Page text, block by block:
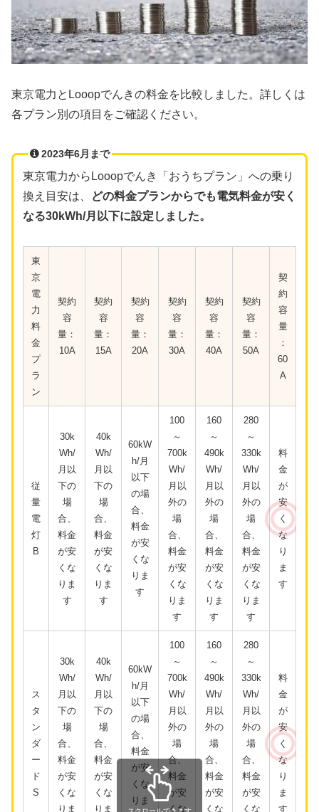
東京電力とLooopでんきの料金を比較しました。詳しくは
各プラン別の項目をご確認ください。
2023年6月まで
東京電力からLooopでんき「おうちプラン」への乗り
換え目安は、
どの料金プランからでも電気料金が安く
なる30kWh/月以下に設定しました。
東
京
電
力
料
金
プ
ラ
ン
契約
容
量：
10A
契約
容
量：
15A
契約
容
量：
20A
契約
容
量：
30A
契約
容
量：
40A
契約
容
量：
50A
契
約
容
量
：
60
A
従
量
電
灯
B
30k
Wh/
月以
下の
場
合、
料金
が安
くな
りま
す
40k
Wh/
月以
下の
場
合、
料金
が安
くな
りま
す
60kW
h/月
以下
の場
合、
料金
が安
くな
りま
す
100
～
700k
Wh/
月以
外の
場
合、
料金
が安
くな
りま
す
160
～
490k
Wh/
月以
外の
場
合、
料金
が安
くな
りま
す
280
～
330k
Wh/
月以
外の
場
合、
料金
が安
くな
りま
す
料
金
が
安
く
な
り
ま
す
ス
タ
ン
ダ
ー
ド
S
30k
Wh/
月以
下の
場
合、
料金
が安
くな
りま
40k
Wh/
月以
下の
場
合、
料金
が安
くな
りま
60kW
h/月
以下
の場
合、
料金
が安
くな
りま
100
～
700k
Wh/
月以
外の
場
合、
料金
が安
くな
160
～
490k
Wh/
月以
外の
場
合、
料金
が安
くな
280
～
330k
Wh/
月以
外の
場
合、
料金
が安
くな
料
金
が
安
く
な
り
ま
す